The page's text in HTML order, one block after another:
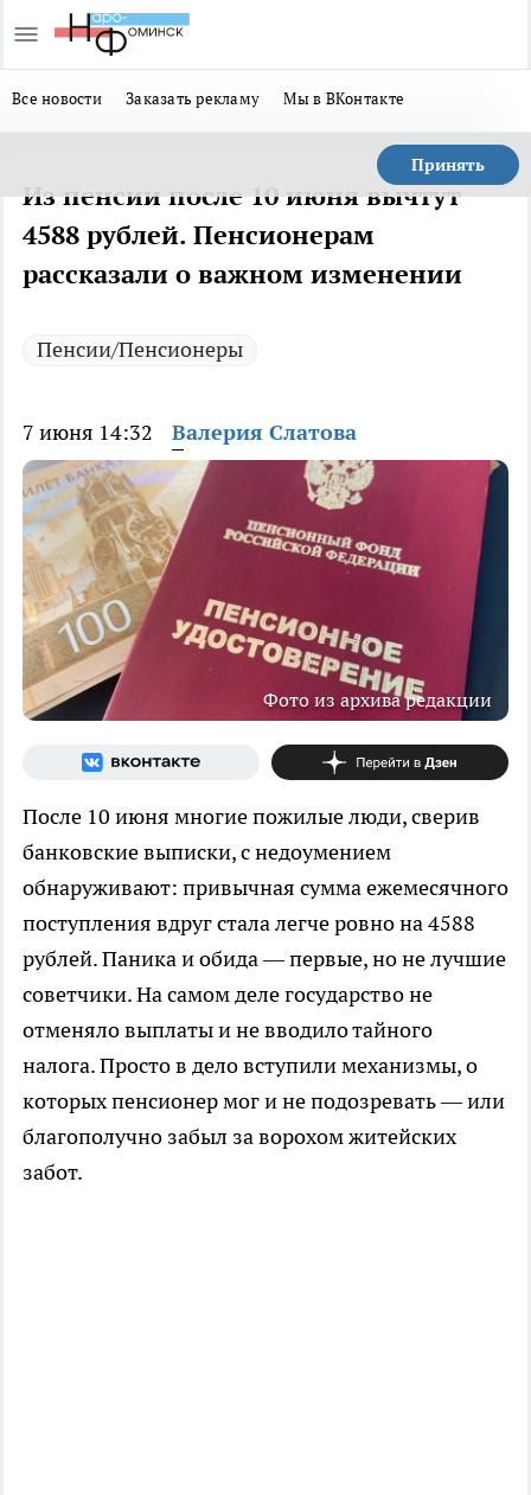
Все новости Заказать рекламу Мы в ВКонтакте
Принять
Из пенсии после 10 июня вычтут
4588 рублей. Пенсионерам
рассказали о важном изменении
Пенсии/Пенсионеры
7 июня 14:32 Валерия Слатова
Фото из архива редакции
После 10 июня многие пожилые люди, сверив
банковские выписки, с недоумением
обнаруживают: привычная сумма ежемесячного
поступления вдруг стала легче ровно на 4588
рублей. Паника и обида — первые, но не лучшие
советчики. На самом деле государство не
отменяло выплаты и не вводило тайного
налога. Просто в дело вступили механизмы, о
которых пенсионер мог и не подозревать — или
благополучно забыл за ворохом житейских
забот.